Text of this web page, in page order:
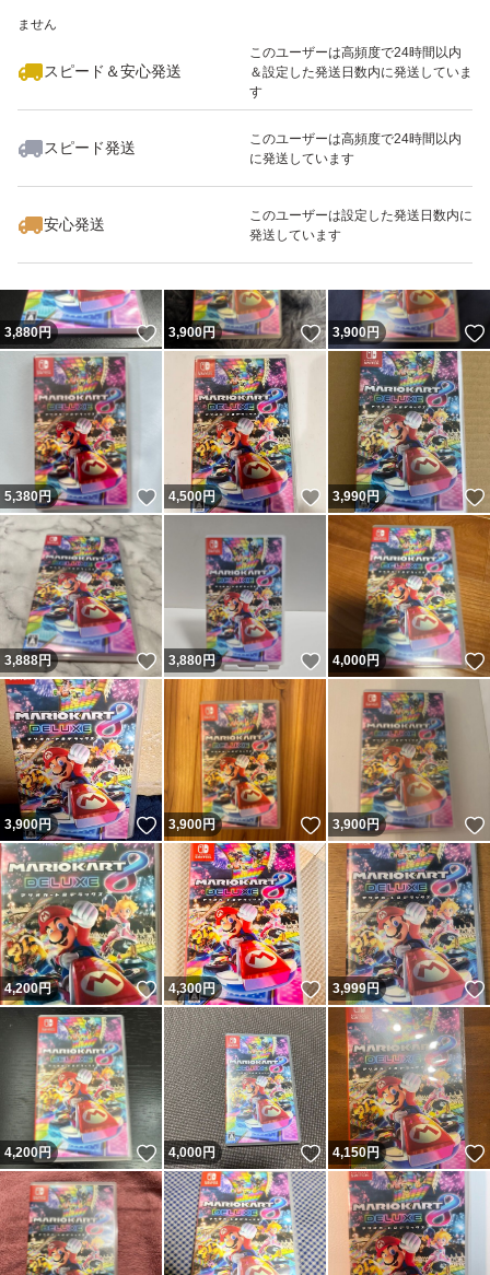
ません
スピード＆安心発送
このユーザーは高頻度で24時間以内
＆設定した発送日数内に発送していま
す
スピード発送
このユーザーは高頻度で24時間以内
に発送しています
安心発送
このユーザーは設定した発送日数内に
発送しています
いいね！
3,980
3,880円 いいね！
3,900円 いいね！
3,900円
5,380円 いいね！
4,500円 いいね！
3,990円
3,888円 いいね！
3,880円 いいね！
4,000円
3,900円 いいね！
3,900円 いいね！
3,900円
4,200円 いいね！
4,300円 いいね！
3,999円
4,200円 いいね！
4,000円 いいね！
4,150円